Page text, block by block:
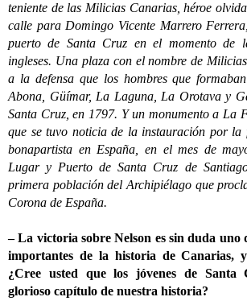
teniente de las Milicias Canarias, héroe
calle para Domingo Vicente Marrero
puerto de Santa Cruz en el momento de
ingleses. Una plaza con el nombre de
a la defensa que los hombres que
Abona, Güímar, La Laguna, La Orotava y
Santa Cruz, en 1797. Y un monumento a La
que se tuvo noticia de la instauración por la
bonapartista en España, en el mes de
Lugar y Puerto de Santa Cruz de
primera población del Archipiélago que
Corona de España.
– La victoria sobre Nelson es sin duda uno
importantes de la historia de Canarias,
¿Cree usted que los jóvenes de Santa
glorioso capítulo de nuestra historia?